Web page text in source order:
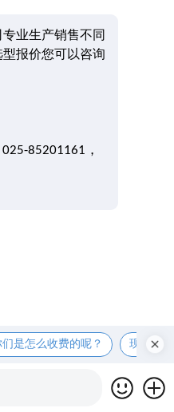
业生产销售不同
报价您可以咨询
025-85201161 ，
们是怎么收费的呢？ 现在有